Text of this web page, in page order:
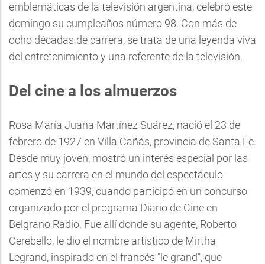
emblemáticas de la televisión argentina, celebró este
domingo su cumpleaños número 98. Con más de
ocho décadas de carrera, se trata de una leyenda viva
del entretenimiento y una referente de la televisión.
Del cine a los almuerzos
Rosa María Juana Martínez Suárez, nació el 23 de
febrero de 1927 en Villa Cañás, provincia de Santa Fe.
Desde muy joven, mostró un interés especial por las
artes y su carrera en el mundo del espectáculo
comenzó en 1939, cuando participó en un concurso
organizado por el programa Diario de Cine en
Belgrano Radio. Fue allí donde su agente, Roberto
Cerebello, le dio el nombre artístico de Mirtha
Legrand, inspirado en el francés "le grand", que